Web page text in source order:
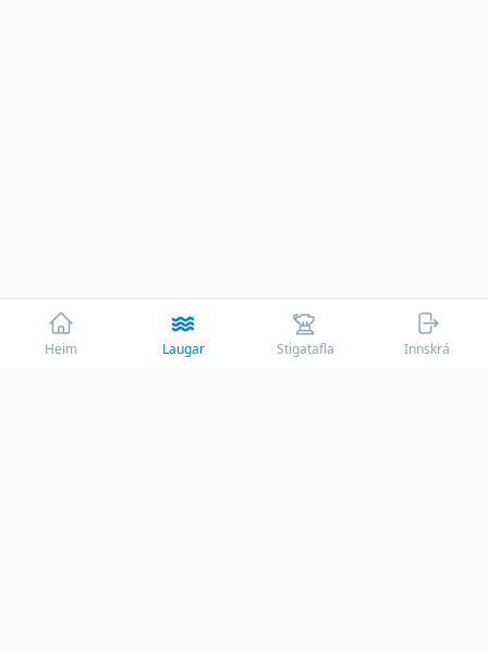
Heim Laugar Stigatafla Innskrá